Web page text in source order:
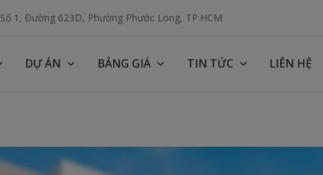
Số 1, Đường 623D, Phường Phước Long, TP.HCM
DỰ ÁN BẢNG GIÁ TIN TỨC LIÊN HỆ